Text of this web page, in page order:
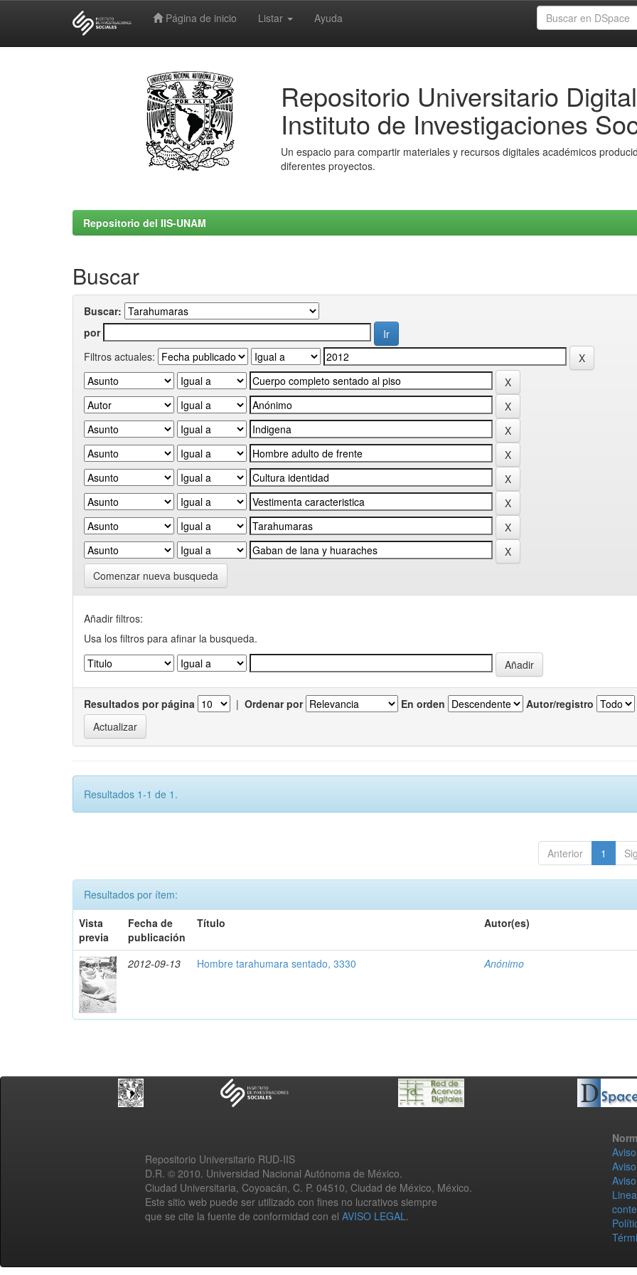
Página de inicio Listar Ayuda
Repositorio Universitario Digital
Instituto de Investigaciones
Un espacio para compartir materiales y recursos digitales académicos
diferentes proyectos.
Repositorio del IIS-UNAM
Buscar
Buscar:
por
Filtros actuales:
Comenzar nueva busqueda
Añadir filtros:
Usa los filtros para afinar la busqueda.
Resultados por página | Ordenar por En orden Autor/registro
Resultados 1-1 de 1.
Anterior 1
Resultados por ítem:
Vista
previa
Fecha de
publicación
Título Autor(es)
2012-09-13 Hombre tarahumara sentado, 3330 Anónimo
Repositorio Universitario RUD-IIS
D.R. © 2010. Universidad Nacional Autónoma de México.
Ciudad Universitaria, Coyoacán, C. P. 04510, Ciudad de México, México.
Este sitio web puede ser utilizado con fines no lucrativos siempre
que se cite la fuente de conformidad con el AVISO LEGAL.